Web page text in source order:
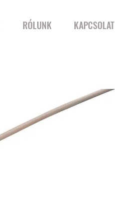
RÓLUNK KAPCSOLAT